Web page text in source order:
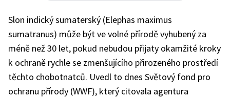
Slon indický sumaterský (Elephas maximus
sumatranus) může být ve volné přírodě vyhubený za
méně než 30 let, pokud nebudou přijaty okamžité kroky
k ochraně rychle se zmenšujícího přirozeného prostředí
těchto chobotnatců. Uvedl to dnes Světový fond pro
ochranu přírody (WWF), který citovala agentura